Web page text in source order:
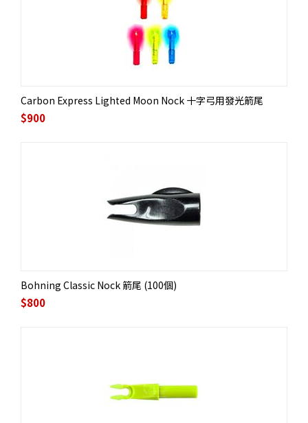
Carbon Express Lighted Moon Nock 十字弓用發光箭尾
$900
Bohning Classic Nock 箭尾 (100個)
$800